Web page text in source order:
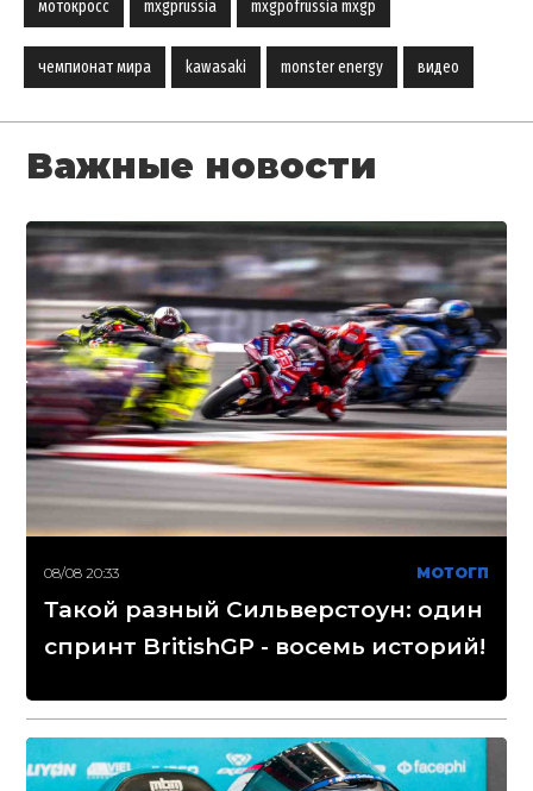
мотокросс mxgprussia mxgpofrussia mxgp
чемпионат мира kawasaki monster energy видео
Важные новости
08/08 20:33 МОТОГП
Такой разный Сильверстоун: один
спринт BritishGP - восемь историй!